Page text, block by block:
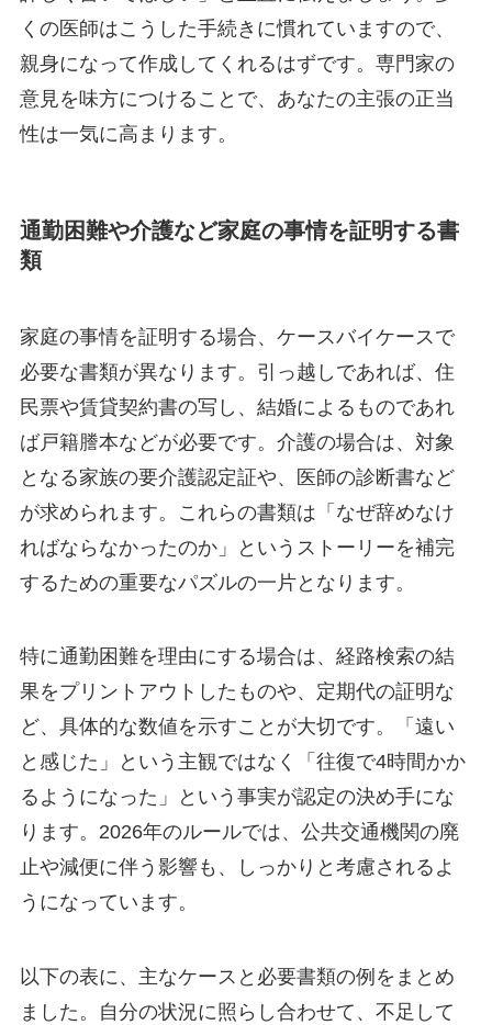
くの医師はこうした手続きに慣れていますので、
親身になって作成してくれるはずです。専門家の
意見を味方につけることで、あなたの主張の正当
性は一気に高まります。
通勤困難や介護など家庭の事情を証明する書
類
家庭の事情を証明する場合、ケースバイケースで
必要な書類が異なります。引っ越しであれば、住
民票や賃貸契約書の写し、結婚によるものであれ
ば戸籍謄本などが必要です。介護の場合は、対象
となる家族の要介護認定証や、医師の診断書など
が求められます。これらの書類は「なぜ辞めなけ
ればならなかったのか」というストーリーを補完
するための重要なパズルの一片となります。
特に通勤困難を理由にする場合は、経路検索の結
果をプリントアウトしたものや、定期代の証明な
ど、具体的な数値を示すことが大切です。「遠い
と感じた」という主観ではなく「往復で4時間かか
るようになった」という事実が認定の決め手にな
ります。2026年のルールでは、公共交通機関の廃
止や減便に伴う影響も、しっかりと考慮されるよ
うになっています。
以下の表に、主なケースと必要書類の例をまとめ
ました。自分の状況に照らし合わせて、不足して